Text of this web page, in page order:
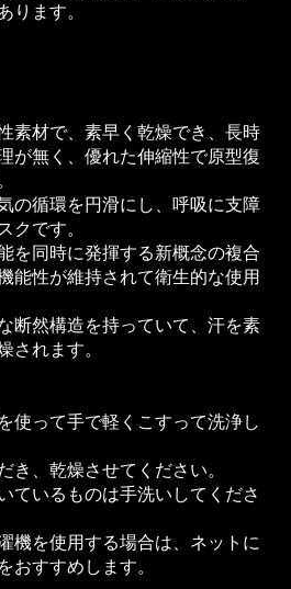
ります。
素材で、素早く乾燥でき、長時
が無く、優れた伸縮性で原型復
の循環を円滑にし、呼吸に支障
クです。
を同時に発揮する新概念の複合
能性が維持されて衛生的な使用
断然構造を持っていて、汗を素
されます。
使って手で軽くこすって洗浄し
き、乾燥させてください。
ているものは手洗いしてくださ
機を使用する場合は、ネットに
おすすめします。